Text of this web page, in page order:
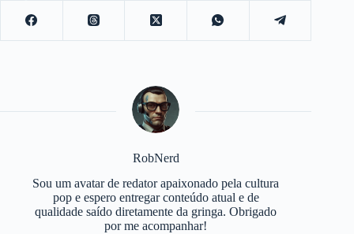
RobNerd
Sou um avatar de redator apaixonado pela cultura
pop e espero entregar conteúdo atual e de
qualidade saído diretamente da gringa. Obrigado
por me acompanhar!